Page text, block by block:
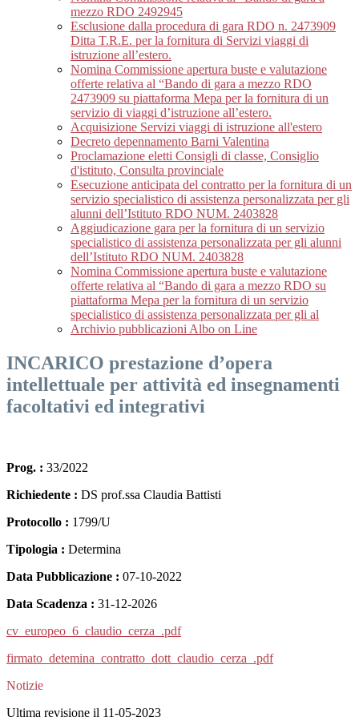
mezzo RDO 2492945
Esclusione dalla procedura di gara RDO n. 2473909
Ditta T.R.E. per la fornitura di Servizi viaggi di
istruzione all’estero.
Nomina Commissione apertura buste e valutazione
offerte relativa al “Bando di gara a mezzo RDO
2473909 su piattaforma Mepa per la fornitura di un
servizio di viaggi d’istruzione all’estero.
Acquisizione Servizi viaggi di istruzione all'estero
Decreto depennamento Barni Valentina
Proclamazione eletti Consigli di classe, Consiglio
d'istituto, Consulta provinciale
Esecuzione anticipata del contratto per la fornitura di un
servizio specialistico di assistenza personalizzata per gli
alunni dell’Istituto RDO NUM. 2403828
Aggiudicazione gara per la fornitura di un servizio
specialistico di assistenza personalizzata per gli alunni
dell’Istituto RDO NUM. 2403828
Nomina Commissione apertura buste e valutazione
offerte relativa al “Bando di gara a mezzo RDO su
piattaforma Mepa per la fornitura di un servizio
specialistico di assistenza personalizzata per gli al
Archivio pubblicazioni Albo on Line
INCARICO prestazione d’opera
intellettuale per attività ed insegnamenti
facoltativi ed integrativi
Prog. : 33/2022
Richiedente : DS prof.ssa Claudia Battisti
Protocollo : 1799/U
Tipologia : Determina
Data Pubblicazione : 07-10-2022
Data Scadenza : 31-12-2026
cv_europeo_6_claudio_cerza_.pdf
firmato_detemina_contratto_dott_claudio_cerza_.pdf
Notizie
Ultima revisione il 11-05-2023